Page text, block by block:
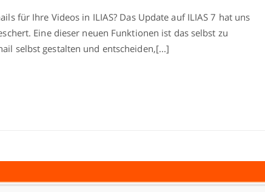
Objekt
für Ihre Videos in ILIAS? Das Update auf ILIAS 7 hat uns
Eine dieser neuen Funktionen ist das selbst zu
selbst gestalten und entscheiden,[...]